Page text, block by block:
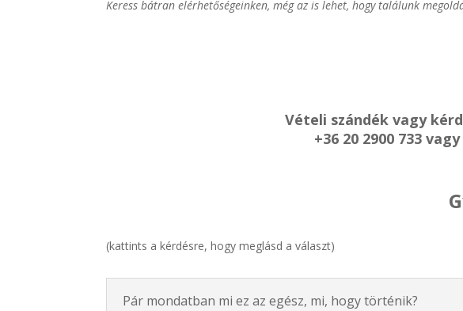
Keress bátran elérhetőségeinken, még az is lehet, hogy találunk
Vételi szándék vagy
+36 20 2900 733 vagy
(kattints a kérdésre, hogy meglásd a választ)
Pár mondatban mi ez az egész, mi, hogy történik?